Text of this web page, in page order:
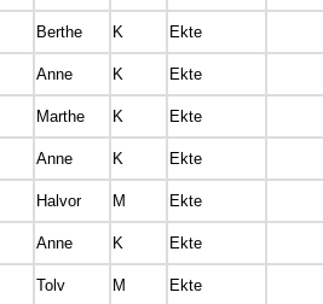
Berthe K
Ekte
Anne K
Ekte
Marthe K
Ekte
Anne K
Ekte
Halvor M
Ekte
Anne K
Ekte
Tolv M
Ekte